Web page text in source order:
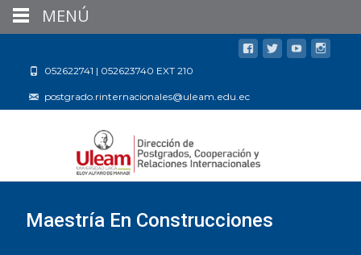
052622741 | 052623740 EXT 210
postgrado.rinternacionales@uleam.edu.ec
Maestría En Construcciones
MENÚ